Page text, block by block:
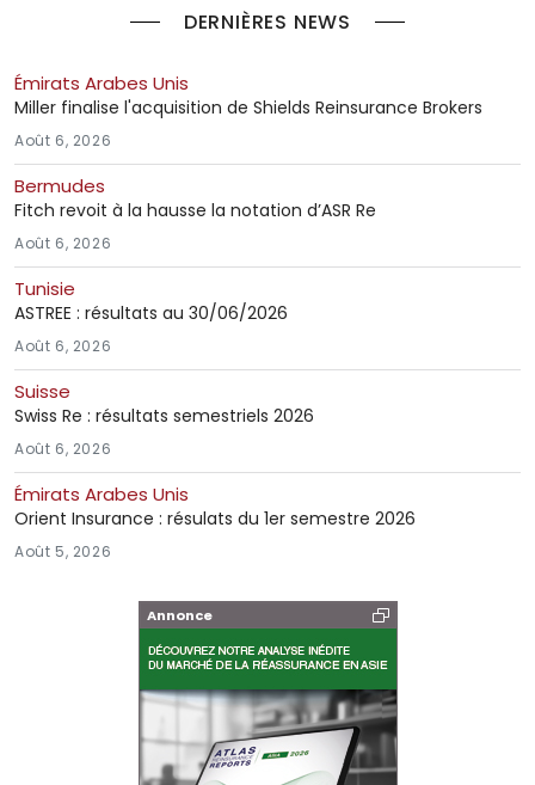
DERNIÈRES NEWS
Émirats Arabes Unis
Miller finalise l'acquisition de Shields Reinsurance Brokers
Août 6, 2026
Bermudes
Fitch revoit à la hausse la notation d’ASR Re
Août 6, 2026
Tunisie
ASTREE : résultats au 30/06/2026
Août 6, 2026
Suisse
Swiss Re : résultats semestriels 2026
Août 6, 2026
Émirats Arabes Unis
Orient Insurance : résulats du 1er semestre 2026
Août 5, 2026
Annonce